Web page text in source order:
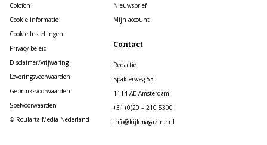
Colofon
Cookie informatie
Cookie Instellingen
Privacy beleid
Disclaimer/vrijwaring
Leveringsvoorwaarden
Gebruiksvoorwaarden
Spelvoorwaarden
© Roularta Media Nederland
Nieuwsbrief
Mijn account
Contact
Redactie
Spaklerweg 53
1114 AE Amsterdam
+31 (0)20 – 210 5300
info@kijkmagazine.nl